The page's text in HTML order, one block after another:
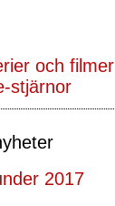
och filmer
stjärnor
2017